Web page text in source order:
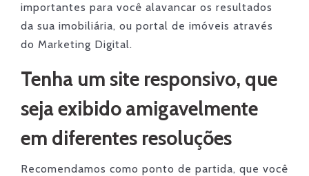
importantes para você alavancar os resultados
da sua imobiliária, ou portal de imóveis através
do Marketing Digital.
Tenha um site responsivo, que
seja exibido amigavelmente
em diferentes resoluções
Recomendamos como ponto de partida, que você